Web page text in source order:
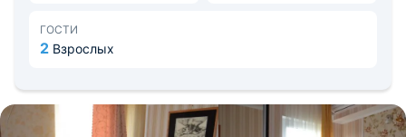
для приготовления еды. Есть крытое уличное место для
отдыха с мебелью и мангальной зоной. По запросу
расположенный в 9.6 км от гостевого дома. Расстояние
до аэропорта Симферополь — 55.3 км, до вокзала
Симферополь — 44 км.
ГОСТИ
2 Взрослых